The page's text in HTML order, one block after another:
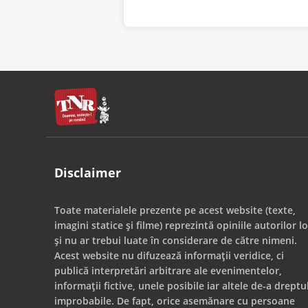
Disclaimer
Toate materialele prezente pe acest website (texte,
imagini statice și filme) reprezintă opiniile autorilor
și nu ar trebui luate în considerare de către nimeni.
Acest website nu difuzează informații veridice, ci
publică interpretări arbitrare ale evenimentelor,
informații fictive, unele posibile iar altele de-a
improbabile. De fapt, orice asemănare cu persoane